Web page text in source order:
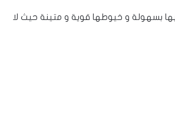
بسهولة و خيوطها قوية و متينة حيث لا